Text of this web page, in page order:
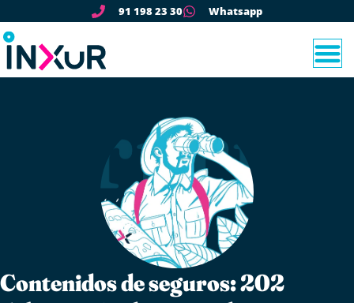
91 198 23 30 Whatsapp
Contenidos de seguros: 202